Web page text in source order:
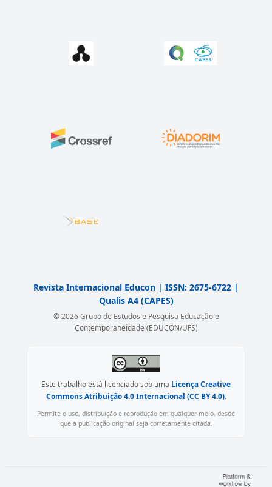
Revista Internacional Educon | ISSN: 2675-6722 |
Qualis A4 (CAPES)
© 2026 Grupo de Estudos e Pesquisa Educação e
Contemporaneidade (EDUCON/UFS)
Este trabalho está licenciado sob uma Licença Creative
Commons Atribuição 4.0 Internacional (CC BY 4.0).
Permite o uso, distribuição e reprodução em qualquer meio, desde
que a publicação original seja corretamente citada.